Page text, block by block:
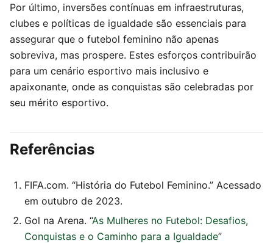
Por último, inversões contínuas em infraestruturas,
clubes e políticas de igualdade são essenciais para
assegurar que o futebol feminino não apenas
sobreviva, mas prospere. Estes esforços contribuirão
para um cenário esportivo mais inclusivo e
apaixonante, onde as conquistas são celebradas por
seu mérito esportivo.
Referências
FIFA.com. “História do Futebol Feminino.” Acessado
em outubro de 2023.
Gol na Arena. “As Mulheres no Futebol: Desafios,
Conquistas e o Caminho para a Igualdade”